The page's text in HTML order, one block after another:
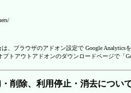
、ブラウザのアドオン設定で Google
プトアウトアドオンのダウンロードページで
削除、利用停止・消去につい